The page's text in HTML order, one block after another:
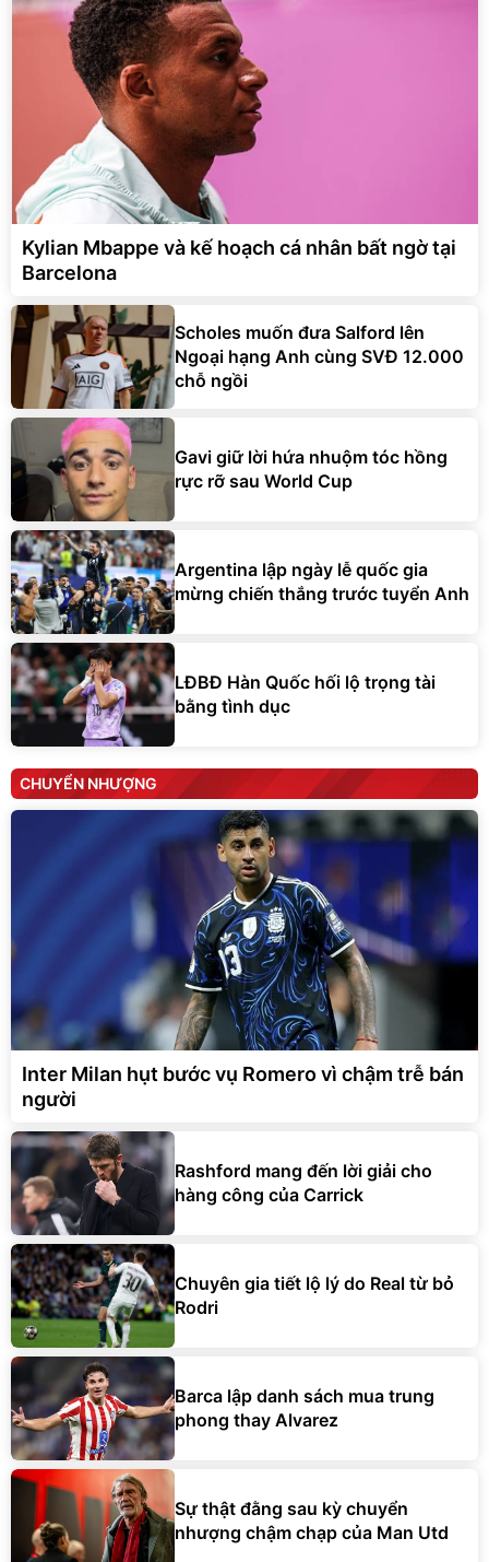
Kylian Mbappe và kế hoạch cá nhân bất ngờ tại
Barcelona
Scholes muốn đưa Salford lên
Ngoại hạng Anh cùng SVĐ 12.000
chỗ ngồi
Gavi giữ lời hứa nhuộm tóc hồng
rực rỡ sau World Cup
Argentina lập ngày lễ quốc gia
mừng chiến thắng trước tuyển Anh
LĐBĐ Hàn Quốc hối lộ trọng tài
bằng tình dục
CHUYỂN NHƯỢNG
Inter Milan hụt bước vụ Romero vì chậm trễ bán
người
Rashford mang đến lời giải cho
hàng công của Carrick
Chuyên gia tiết lộ lý do Real từ bỏ
Rodri
Barca lập danh sách mua trung
phong thay Alvarez
Sự thật đằng sau kỳ chuyển
nhượng chậm chạp của Man Utd